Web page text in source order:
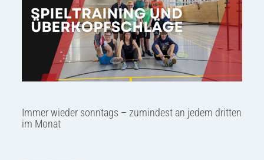
Immer wieder sonntags – zumindest an jedem dritten
im Monat